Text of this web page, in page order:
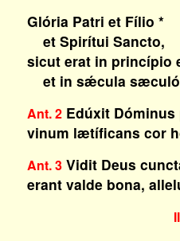
Glória Patri et Fílio *
et Spirítui Sancto,
sicut erat in princípio
et in sǽcula
Ant. 2Edúxit Dóminus
vinum lætíficans cor
Ant. 3Vidit Deus
erant valde bona,